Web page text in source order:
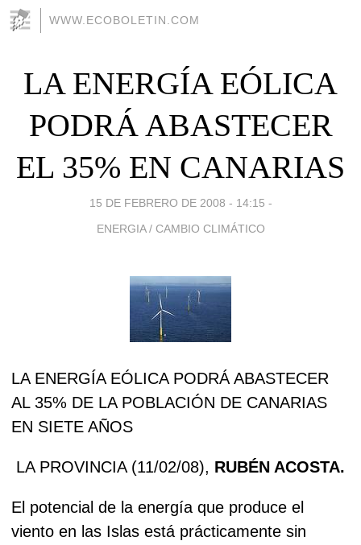
WWW.ECOBOLETIN.COM
LA ENERGÍA EÓLICA
PODRÁ ABASTECER
EL 35% EN CANARIAS
15 DE FEBRERO DE 2008 - 14:15 -
ENERGIA / CAMBIO CLIMÁTICO
LA ENERGÍA EÓLICA PODRÁ ABASTECER
AL 35% DE LA POBLACIÓN DE CANARIAS
EN SIETE AÑOS
LA PROVINCIA (11/02/08), RUBÉN ACOSTA.
El potencial de la energía que produce el
viento en las Islas está prácticamente sin